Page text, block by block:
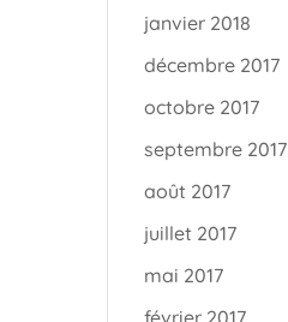
janvier 2018
décembre 2017
octobre 2017
septembre 2017
août 2017
juillet 2017
mai 2017
février 2017